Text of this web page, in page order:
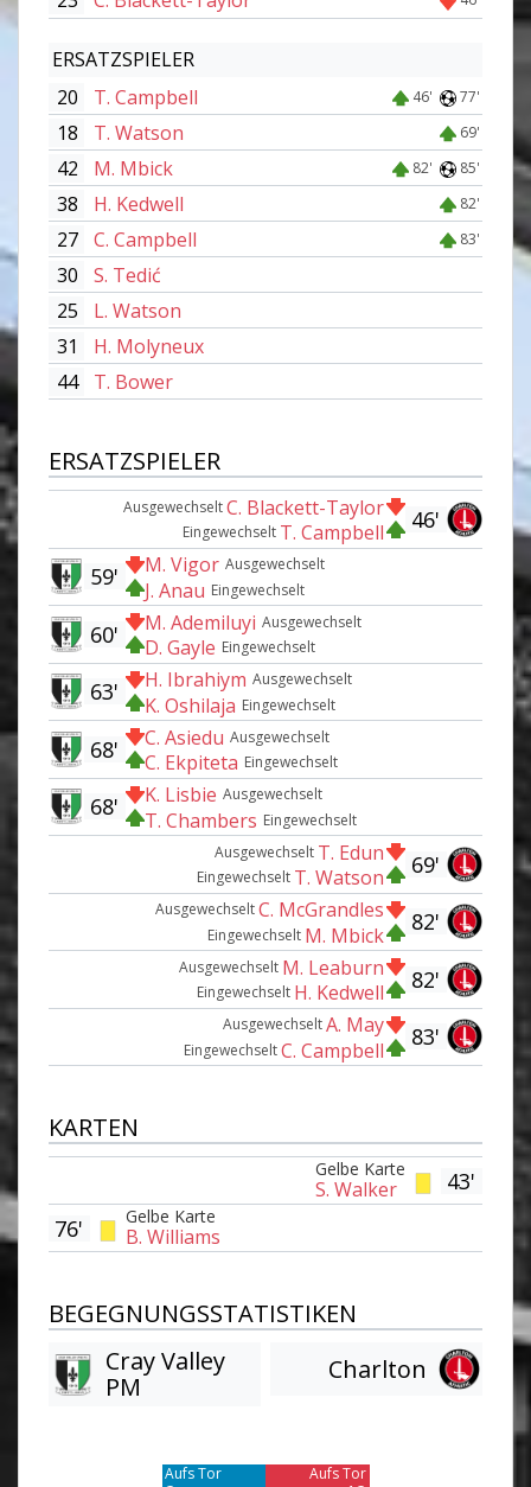
ERSATZSPIELER
20
T. Campbell 46' 77'
18 T. Watson 69'
42 M. Mbick 82' 85'
38 H. Kedwell 82'
27 C. Campbell 83'
30
S. Tedić
25
L. Watson
31
H. Molyneux
44
T. Bower
ERSATZSPIELER
46'
AusgewechseltC. Blackett-Taylor
Eingewechselt T. Campbell
Ausgewechselt
M. Vigor
Eingewechselt
J. Anau
59'
Ausgewechselt
M. Ademiluyi
Eingewechselt
D. Gayle
60'
Ausgewechselt
H. Ibrahiym
Eingewechselt
K. Oshilaja
63'
Ausgewechselt
C. Asiedu
Eingewechselt
C. Ekpiteta
68'
Ausgewechselt
K. Lisbie
Eingewechselt
T. Chambers
68'
69'
Ausgewechselt T. Edun
Eingewechselt T. Watson
82'
AusgewechseltC. McGrandles
Eingewechselt M. Mbick
82'
Ausgewechselt M. Leaburn
Eingewechselt H. Kedwell
83'
AusgewechseltA. May
EingewechseltC. Campbell
KARTEN
43'
Gelbe Karte
S. Walker
Gelbe Karte
B. Williams
76'
BEGEGNUNGSSTATISTIKEN
Cray Valley
PM
Charlton
Aufs Tor Aufs Tor